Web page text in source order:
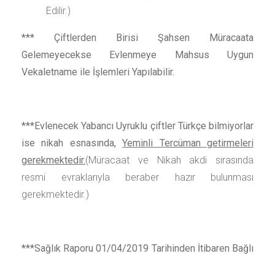
Edilir.)
*** Çiftlerden Birisi Şahsen Müracaata
Gelemeyecekse Evlenmeye Mahsus Uygun
Vekaletname ile İşlemleri Yapılabilir.
***Evlenecek Yabancı Uyruklu çiftler Türkçe bilmiyorlar
ise nikah esnasında,Yeminli Tercüman getirmeleri
gerekmektedir.(Müracaat ve Nikah akdi sırasında
resmi evraklarıyla beraber hazır bulunması
gerekmektedir.)
***Sağlık Raporu 01/04/2019 Tarihinden İtibaren Bağlı